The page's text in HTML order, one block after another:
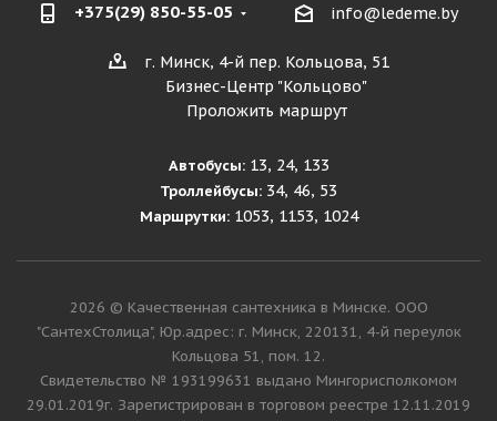
+375(29) 850-55-05 info@ledeme.by
г. Минск, 4-й пер. Кольцова, 51
Бизнес-Центр "Кольцово"
Проложить маршрут
Автобусы:13, 24, 133
Троллейбусы: 34, 46, 53
Маршрутки:1053, 1153, 1024
2026 © Качественная сантехника в Минске. ООО
"СантехСтолица", Юр.адрес: г. Минск, 220131, 4-й переулок
Кольцова 51, пом. 12.
Cвидетельство № 193199631 выдано Мингорисполкомом
29.01.2019г. Зарегистрирован в торговом реестре 12.11.2019